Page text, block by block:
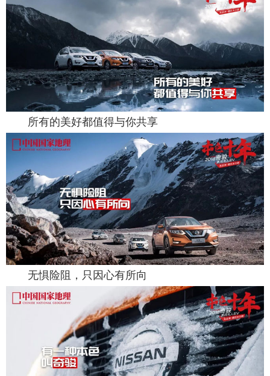
所有的美好都值得与你共享
无惧险阻，只因心有所向